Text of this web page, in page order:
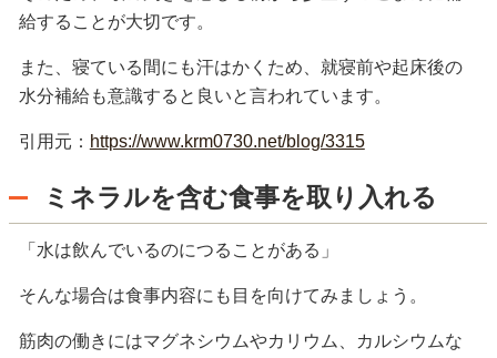
給することが大切です。
また、寝ている間にも汗はかくため、就寝前や起床後の
水分補給も意識すると良いと言われています。
引用元： https://www.krm0730.net/blog/3315
ミネラルを含む食事を取り入れる
「水は飲んでいるのにつることがある」
そんな場合は食事内容にも目を向けてみましょう。
筋肉の働きにはマグネシウムやカリウム、カルシウムな